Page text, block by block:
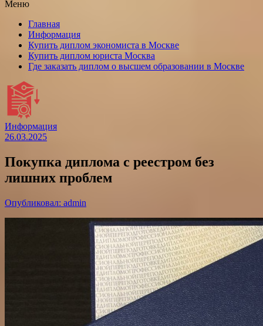
Меню
Главная
Информация
Купить диплом экономиста в Москве
Купить диплом юриста Москва
Где заказать диплом о высшем образовании в Москве
Информация
26.03.2025
Покупка диплома с реестром без
лишних проблем
Опубликовал: admin